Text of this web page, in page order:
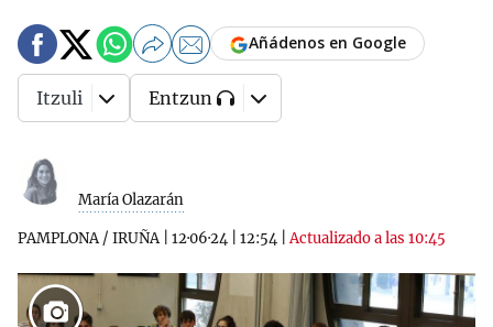
María Olazarán
PAMPLONA / IRUÑA| 12·06·24 12:54 |Actualizado a las 10:45
Añádenos en Google
Itzuli Entzun